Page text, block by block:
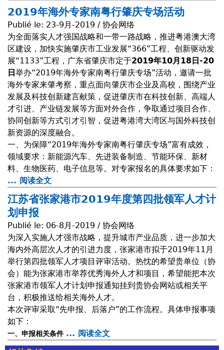
b
o
u
t
R
é
c
e
p
t
i
o
n
d
e
l
a
é
l
é
g
a
t
i
o
d
e
2019年海外专家南粤行肇庆专场活动
Publié le: 23-9月-2019 / 协会网络
为全面落实人才强国战略和一带一路战略，推进粤港澳大湾
区建设，加快实施肇庆市工业发展“366”工程、创新驱动发
展“1133”工程，广东省肇庆市定于2019年10月18日-20
日 举办“2019年海外专家南粤行肇庆专场”活动，邀请一批
海外专家来肇考察，重点面向肇庆市企业及高校，围绕产业
发展及科技创新建言献策，促进肇庆市在科技创新、高端人
才引进、产业链发展等方面对外合作，争取通过项目合作、
协同创新等方式引才引智，促进粤港湾大湾区与国外科技创
新资源的深度融合。
一、为保障“2019年海外专家南粤行肇庆专场”富有成效，
领域要求：新能源汽车、先进装备制造、节能环保、新材
料、生物医药、电子信息等。对专家报名的具体要求如下：
... 阅读全文
b
o
t
2
0
1
9
年
海
外
家
江苏省张家港市2019年度第四批领军人才计
划申报
Publié le: 06-8月-2019 / 协会网络
为深入实施人才强市战略，提升城市产业品质，进一步加大
海内外高层次人才的引进力度，张家港市拟于2019年11月
举行第四批领军人才项目评审活动。热忱的希望贵单位（协
会）能为张家港市举荐优秀海外人才和项目，希望能把本次
张家港市领军人才计划申报通知挂到贵协会网站或相关平
台，积极推送给相关海外人才。
本次评审采取“先申报、后落户”的工作流程。具体申报事项
如下：
一、申报相关条件 ... 阅读全文
b